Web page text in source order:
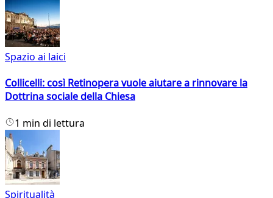
Spazio ai laici
Collicelli: così Retinopera vuole aiutare a rinnovare la
Dottrina sociale della Chiesa
1 min di lettura
Spiritualità